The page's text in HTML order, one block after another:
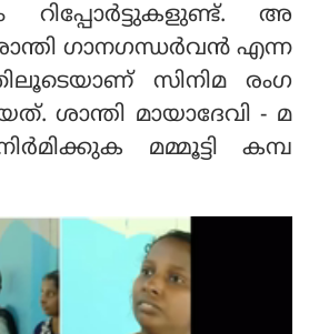
റിപ്പോർട്ടുകളുണ്ട്. അ
ഗാനഗന്ധർവൻ എന്ന
സിനിമ രംഗ
ശാന്തി മായാദേവി - മ
മമ്മൂട്ടി കമ്പ